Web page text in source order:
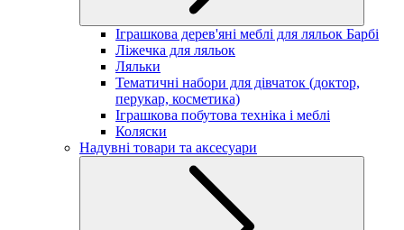
Іграшкова дерев'яні меблі для ляльок Барбі
Ліжечка для ляльок
Ляльки
Тематичні набори для дівчаток (доктор,
перукар, косметика)
Іграшкова побутова техніка і меблі
Коляски
Надувні товари та аксесуари